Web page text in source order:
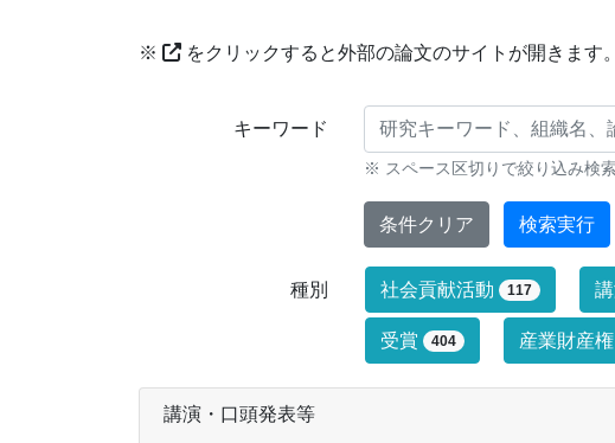
※ をクリックすると外部の論文のサイトが開きます。
研究業績に対する検索条件
キーワード
※ スペース区切りで絞り込み検索
条件クリア 検索実行
種別 研究業績タイプに
社会貢献活動 117
受賞 404 産業財産
講演・口頭発表等